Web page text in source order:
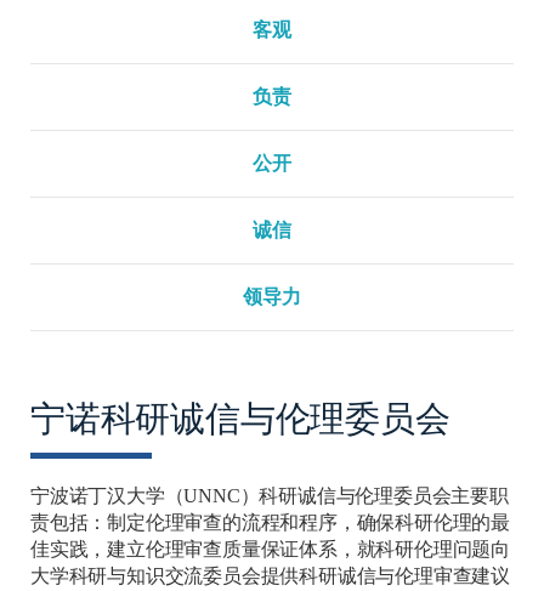
客观
负责
公开
诚信
领导力
宁诺科研诚信与伦理委员会
宁波诺丁汉大学（UNNC）科研诚信与伦理委员会主要职
责包括：制定伦理审查的流程和程序，确保科研伦理的最
佳实践，建立伦理审查质量保证体系，就科研伦理问题向
大学科研与知识交流委员会提供科研诚信与伦理审查建议